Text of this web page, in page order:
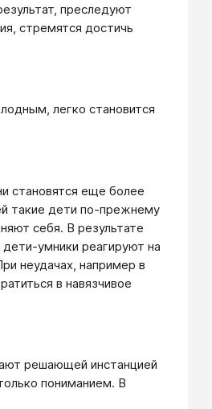
преследуют
стремятся достичь
легко становится
становятся еще более
такие дети по-прежнему
себя. В результате
умники реагируют на
неудачах, например в
в навязчивое
решающей инстанцией
пониманием. В